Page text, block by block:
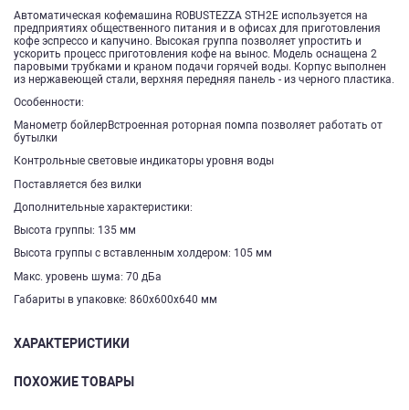
Автоматическая кофемашина ROBUSTEZZA STH2E используется на
предприятиях общественного питания и в офисах для приготовления
кофе эспрессо и капучино. Высокая группа позволяет упростить и
ускорить процесс приготовления кофе на вынос. Модель оснащена 2
паровыми трубками и краном подачи горячей воды. Корпус выполнен
из нержавеющей стали, верхняя передняя панель - из черного пластика.
Особенности:
Манометр бойлерВстроенная роторная помпа позволяет работать от
бутылки
Контрольные световые индикаторы уровня воды
Поставляется без вилки
Дополнительные характеристики:
Высота группы: 135 мм
Высота группы с вставленным холдером: 105 мм
Макс. уровень шума: 70 дБа
Габариты в упаковке: 860x600x640 мм
ХАРАКТЕРИСТИКИ
ПОХОЖИЕ ТОВАРЫ